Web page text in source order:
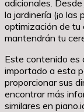
adicionales.
la jardinería (¡o
optimización de tu
mantendrán tu
Este contenido es
importado a esta
proporcionar sus
encontrar más
similares en